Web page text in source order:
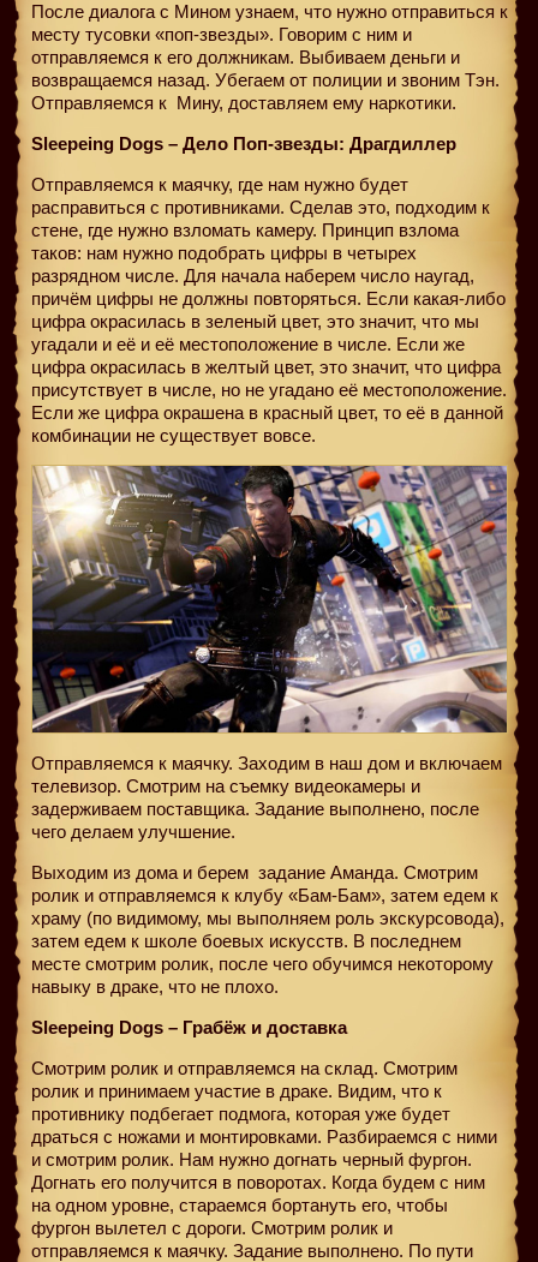
После диалога с Мином узнаем, что нужно отправиться к
месту тусовки «поп-звезды». Говорим с ним и
отправляемся к его должникам. Выбиваем деньги и
возвращаемся назад. Убегаем от полиции и звоним Тэн.
Отправляемся к Мину, доставляем ему наркотики.
Sleepeing Dogs – Дело Поп-звезды: Драгдиллер
Отправляемся к маячку, где нам нужно будет
расправиться с противниками. Сделав это, подходим к
стене, где нужно взломать камеру. Принцип взлома
таков: нам нужно подобрать цифры в четырех
разрядном числе. Для начала наберем число наугад,
причём цифры не должны повторяться. Если какая-либо
цифра окрасилась в зеленый цвет, это значит, что мы
угадали и её и её местоположение в числе. Если же
цифра окрасилась в желтый цвет, это значит, что цифра
присутствует в числе, но не угадано её местоположение.
Если же цифра окрашена в красный цвет, то её в данной
комбинации не существует вовсе.
Отправляемся к маячку. Заходим в наш дом и включаем
телевизор. Смотрим на съемку видеокамеры и
задерживаем поставщика. Задание выполнено, после
чего делаем улучшение.
Выходим из дома и берем задание Аманда. Смотрим
ролик и отправляемся к клубу «Бам-Бам», затем едем к
храму (по видимому, мы выполняем роль экскурсовода),
затем едем к школе боевых искусств. В последнем
месте смотрим ролик, после чего обучимся некоторому
навыку в драке, что не плохо.
Sleepeing Dogs – Грабёж и доставка
Смотрим ролик и отправляемся на склад. Смотрим
ролик и принимаем участие в драке. Видим, что к
противнику подбегает подмога, которая уже будет
драться с ножами и монтировками. Разбираемся с ними
и смотрим ролик. Нам нужно догнать черный фургон.
Догнать его получится в поворотах. Когда будем с ним
на одном уровне, стараемся бортануть его, чтобы
фургон вылетел с дороги. Смотрим ролик и
отправляемся к маячку. Задание выполнено. По пути